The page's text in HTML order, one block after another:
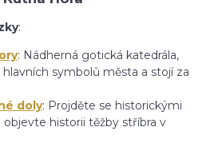
:
: Nádherná gotická katedrála,
symbolů města a stojí za
doly: Projděte se historickými
historii těžby stříbra v